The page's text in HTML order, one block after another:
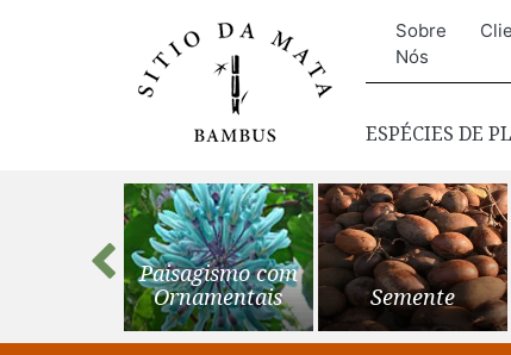
Sobre
Nós
ESPÉCIES DE
Paisagismo com
Ornamentais
Semente